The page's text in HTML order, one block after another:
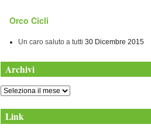
Orco Cicli
Un caro saluto a tutti 30 Dicembre 2015
Archivi
Archivi
Link